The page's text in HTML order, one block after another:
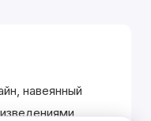
навеянный